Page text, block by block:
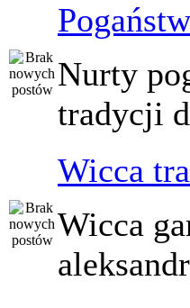
Nurty
tradycji
Wicca
Wicca